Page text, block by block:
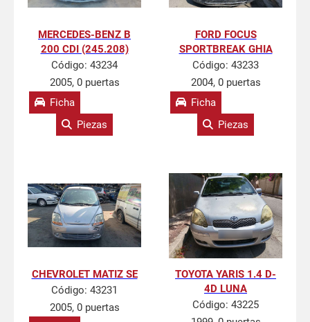
MERCEDES-BENZ B
200 CDI (245.208)
Código: 43234
2005, 0 puertas
Ficha
Piezas
FORD FOCUS
SPORTBREAK GHIA
Código: 43233
2004, 0 puertas
Ficha
Piezas
CHEVROLET MATIZ SE
Código: 43231
2005, 0 puertas
TOYOTA YARIS 1.4 D-
4D LUNA
Código: 43225